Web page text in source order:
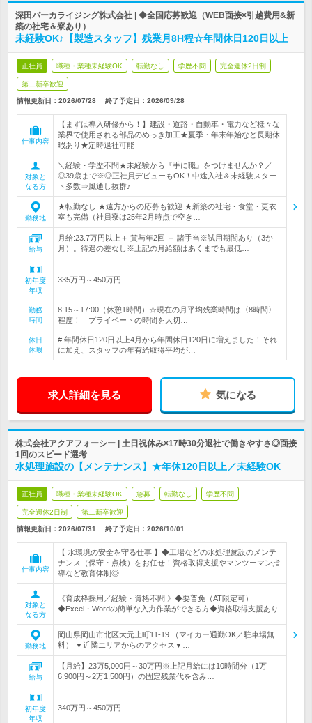
深田パーカライジング株式会社 | ◆全国応募歓迎（WEB面接×引越費用&新
築の社宅＆寮あり）
未経験OK♪【製造スタッフ】残業月8H程☆年間休日120日以上
正社員 職種・業種未経験OK 転勤なし 学歴不問 完全週休2日制
第二新卒歓迎
情報更新日：2026/07/28 終了予定日： 2026/09/28
仕事内容
【まずは導入研修から！】建設・道路・自動車・電力など様々な
業界で使用される部品のめっき加工★夏季・年末年始など長期休
暇あり★定時退社可能
対象と
なる方
＼経験・学歴不問★未経験から『手に職』をつけませんか？／
◎39歳まで※◎正社員デビューもOK！中途入社＆未経験スター
ト多数⇒風通し抜群♪
勤務地
★転勤なし ★遠方からの応募も歓迎 ★新築の社宅・食堂・更衣
室も完備（社員寮は25年2月時点で空き…
給与
月給:23.7万円以上＋ 賞与年2回 ＋ 諸手当※試用期間あり（3か
月）。待遇の差なし※上記の月給額はあくまでも最低…
初年度
年収
335万円～450万円
勤務
時間
8:15～17:00（休憩1時間）☆現在の月平均残業時間は〈8時間〉
程度！ プライベートの時間を大切…
休日
休暇
# 年間休日120日以上4月から年間休日120日に増えました！それ
に加え、スタッフの年有給取得平均が…
求人詳細を見る 気になる
株式会社アクアフォーシー | 土日祝休み×17時30分退社で働きやすさ◎面接
1回のスピード選考
水処理施設の【メンテナンス】★年休120日以上／未経験OK
正社員 職種・業種未経験OK 急募 転勤なし 学歴不問
完全週休2日制 第二新卒歓迎
情報更新日：2026/07/31 終了予定日： 2026/10/01
仕事内容
【 水環境の安全を守る仕事 】◆工場などの水処理施設のメンテ
ナンス（保守・点検）をお任せ！資格取得支援やマンツーマン指
導など教育体制◎
対象と
なる方
《育成枠採用／経験・資格不問 》◆要普免（AT限定可）
◆Excel・Wordの簡単な入力作業ができる方◆資格取得支援あり
勤務地
岡山県岡山市北区大元上町11-19 （マイカー通勤OK／駐車場無
料） ▼近隣エリアからのアクセス▼…
給与
【月給】23万5,000円～30万円※上記月給には10時間分（1万
6,900円～2万1,500円）の固定残業代を含み…
初年度
年収
340万円～450万円